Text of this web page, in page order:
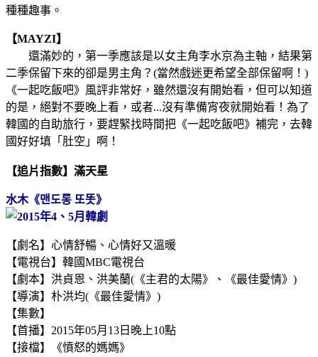
種種趣事。
【MAYZI】
還滿妙的，第一季應該是以女主角李水京為主軸，結果第
二季保留下來的卻是男主角？(當然戲迷更希望全部保留啊！)
《一起吃飯吧》風評非常好，雖然還沒有開始看，但可以知道
的是，絕對不要晚上看，或者...沒有準備宵夜就開始看！為了
韓國的自助旅行，要趕緊找時間把《一起吃飯吧》補完，去韓
國好好填「肚空」啊！
【追片指數】滿天星
水木《맨도롱 또똣》
【劇名】心情舒暢、心情好又溫暖
【電視台】韓國MBC電視台
【劇本】洪貞恩、洪美蘭(《主君的太陽》、《最佳愛情》)
【導演】朴洪均(《最佳愛情》 )
【集數】
【首播】2015年05月13日晚上10點
【接檔】《憤怒的媽媽》